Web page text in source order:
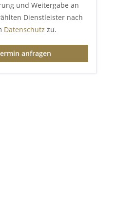
und Weitergabe an
Dienstleister nach
Datenschutz zu.
anfragen